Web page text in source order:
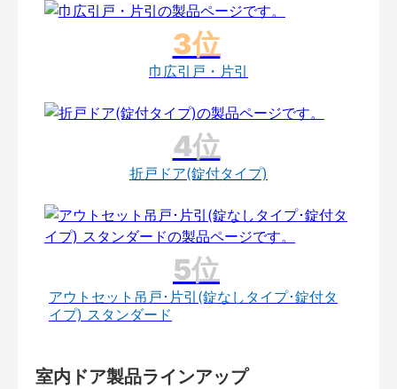
巾広引戸・片引
折戸ドア(錠付タイプ)
アウトセット吊戸･片引(錠なしタイプ･錠付タ
イプ) スタンダード
室内ドア製品ラインアップ